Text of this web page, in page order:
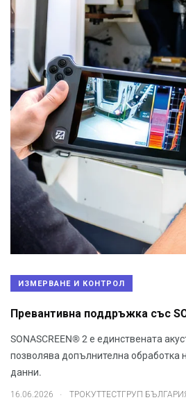
ИЗМЕРВАНЕ И КОНТРОЛ
Превантивна поддръжка със
SONASCREEN® 2 е единствената
позволява допълнителна обработка
данни.
16.06.2026 . ТРОКУТТЕСТГРУП